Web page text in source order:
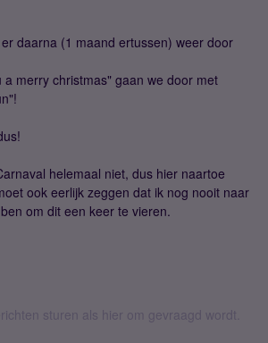
daarna (1 maand ertussen) weer door
a merry christmas" gaan we door met
helemaal niet, dus hier naartoe
ook eerlijk zeggen dat ik nog nooit naar
om dit een keer te vieren.
sturen als hier om gevraagd wordt.